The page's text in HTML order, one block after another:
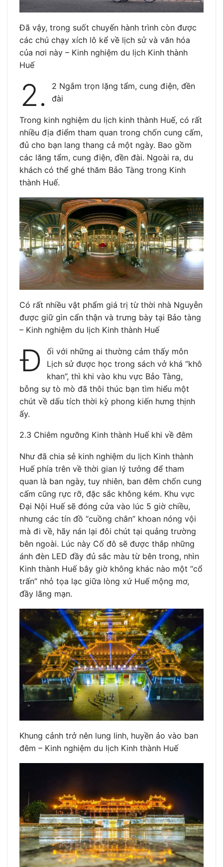
Đã vậy, trong suốt chuyến hành trình còn được
các chú chạy xích lô kể về lịch sử và văn hóa
của nơi này – Kinh nghiệm du lịch Kinh thành
Huế
2.
2 Ngắm trọn lặng tẩm, cung điện, đền
đài
Trong kinh nghiệm du lịch kinh thành Huế, có rất
nhiều địa điểm tham quan trong chốn cung cấm,
đủ cho bạn lang thang cả một ngày. Bao gồm
các lăng tẩm, cung điện, đền đài. Ngoài ra, du
khách có thể ghé thăm Bảo Tàng trong Kinh
thành Huế.
Có rất nhiều vật phẩm giá trị từ thời nhà Nguyễn
được giữ gìn cẩn thận và trưng bày tại Bảo tàng
– Kinh nghiệm du lịch Kinh thành Huế
Đ
ối với những ai thường cảm thấy môn
Lịch sử được học trong sách vở khá “khô
khan”, thì khi vào khu vực Bảo Tàng,
bỗng sự tò mò đã thôi thúc bạn tìm hiểu một
chút về dấu tích thời kỳ phong kiến hưng thịnh
ấy.
2.3 Chiêm ngưỡng Kinh thành Huế khi về đêm
Như đã chia sẻ kinh nghiệm du lịch Kinh thành
Huế phía trên về thời gian lý tưởng để tham
quan là ban ngày, tuy nhiên, ban đêm chốn cung
cấm cũng rực rỡ, đặc sắc không kém. Khu vực
Đại Nội Huế sẽ đóng cửa vào lúc 5 giờ chiều,
nhưng các tín đồ “cuồng chân” khoan nóng vội
mà đi về, hãy nán lại đôi chút tại quảng trường
bên ngoài. Lúc này Cố đô sẽ được thắp những
ánh đèn LED đầy đủ sắc màu từ bên trong, nhìn
Kinh thành Huế bây giờ không khác nào một “cổ
trấn” nhỏ tọa lạc giữa lòng xứ Huế mộng mơ,
đầy lãng mạn.
Khung cảnh trở nên lung linh, huyền ảo vào ban
đêm – Kinh nghiệm du lịch Kinh thành Huế